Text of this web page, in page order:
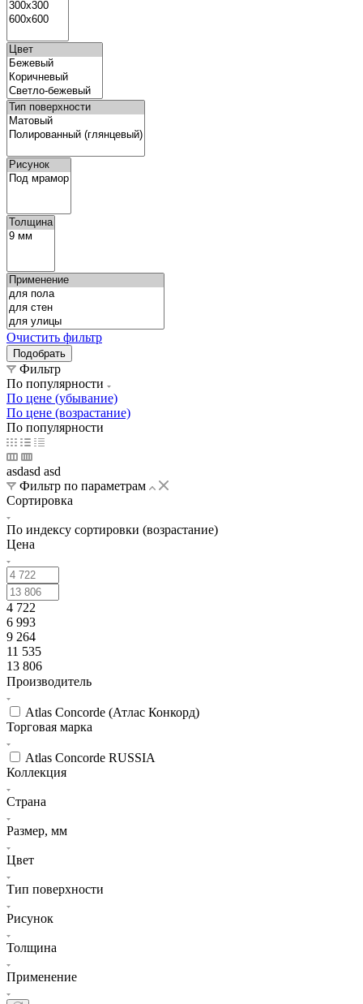
Очистить фильтр
Фильтр
По популярности
По цене (убывание)
По цене (возрастание)
По популярности
asdasd asd
Фильтр по параметрам
Сортировка
По индексу сортировки (возрастание)
Цена
4 722
6 993
9 264
11 535
13 806
Производитель
Atlas Concorde (Атлас Конкорд)
Торговая марка
Atlas Concorde RUSSIA
Коллекция
Страна
Размер, мм
Цвет
Тип поверхности
Рисунок
Толщина
Применение